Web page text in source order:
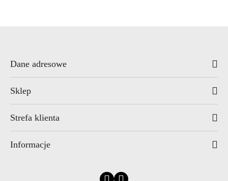
Dane adresowe
Sklep
Strefa klienta
Informacje